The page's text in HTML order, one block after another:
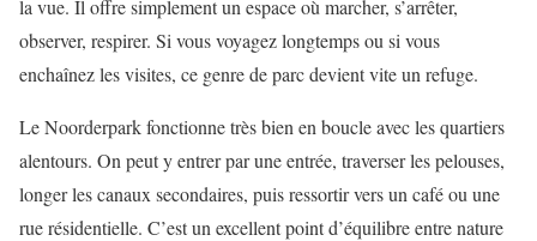
la vue. Il offre simplement un espace où marcher, s’arrêter,
observer, respirer. Si vous voyagez longtemps ou si vous
enchaînez les visites, ce genre de parc devient vite un refuge.
Le Noorderpark fonctionne très bien en boucle avec les quartiers
alentours. On peut y entrer par une entrée, traverser les pelouses,
longer les canaux secondaires, puis ressortir vers un café ou une
rue résidentielle. C’est un excellent point d’équilibre entre nature